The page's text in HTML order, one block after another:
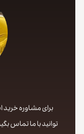
برای مشاوره خرید
توانید با ما تماس